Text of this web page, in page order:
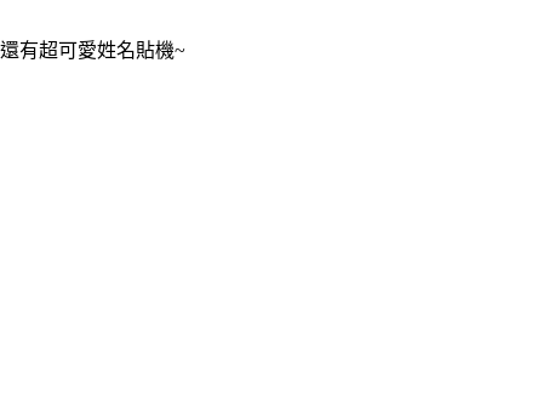
還有超可愛姓名貼機~